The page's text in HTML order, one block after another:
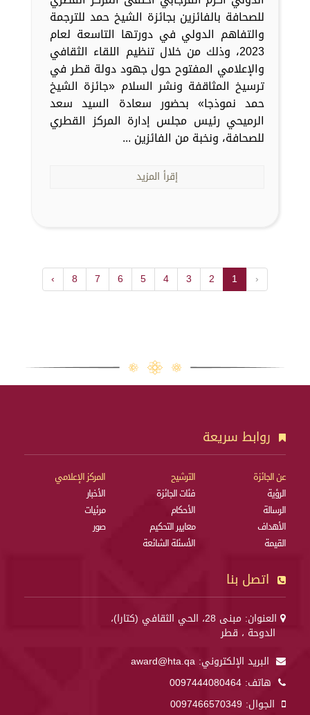
للصحافة بالفائزين بجائزة الشيخ حمد للترجمة
والتفاهم الدولي في دورتها التاسعة لعام
2023، وذلك من خلال تنظيم اللقاء الثقافي
والإعلامي المفتوح حول جهود دولة قطر في
ترسيخ المثاقفة ونشر السلام «جائزة الشيخ
حمد نموذجا» بحضور سعادة السيد سعد
الرميحي رئيس مجلس إدارة المركز القطري
للصحافة، ونخبة من الفائزين ...
إقرأ المزيد
‹
1
2
3
4
5
6
7
8
›
روابط سريعة
عن الجائزة
الرؤية
الرسالة
الأهداف
القيمة
الترشيح
فئات الجائزة
الأحكام
معايير التحكيم
الأسئلة الشائعة
المركز الإعلامي
الأخبار
مرئيات
صور
اتصل بنا
العنوان: مبنى 28، الحي الثقافي (كتارا)،
الدوحة ، قطر
البريد الإلكتروني: award@hta.qa
هاتف: 0097444080464
الجوال: 0097466570349